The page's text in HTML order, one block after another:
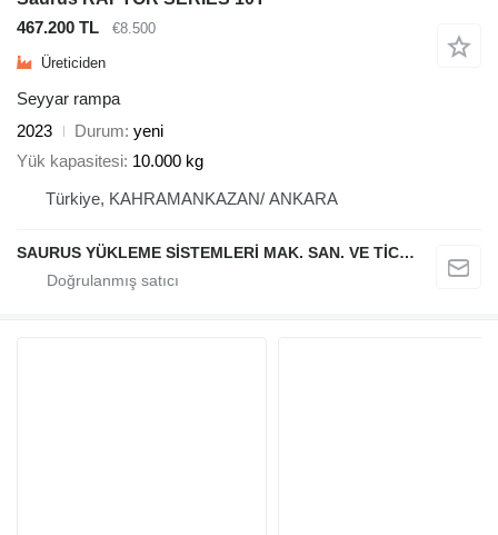
467.200 TL
€8.500
Üreticiden
Seyyar rampa
2023
Durum yeni
Yük kapasitesi 10.000 kg
Türkiye, KAHRAMANKAZAN/ ANKARA
SAURUS YÜKLEME SİSTEMLERİ MAK. SAN. VE TİC. LTD. ŞTİ.